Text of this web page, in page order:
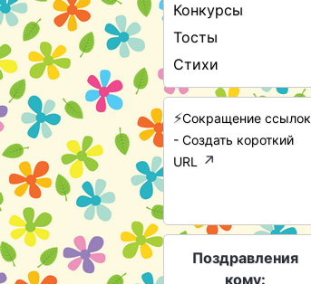
Конкурсы
Тосты
Стихи
⚡Сокращение ссылок
- Создать короткий
URL
↗
Поздравления
кому: